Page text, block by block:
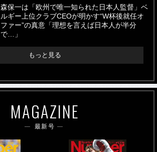
森保一は「欧州で唯一知られた日本人監督」ベ
ルギー上位クラブCEOが明かす“W杯後就任オ
ファー”の真意「理想を言えば日本人が半分
で…」
もっと見る
MAGAZINE
最新号